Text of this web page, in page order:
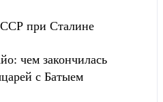
при Сталине
чем закончилась
с Батыем